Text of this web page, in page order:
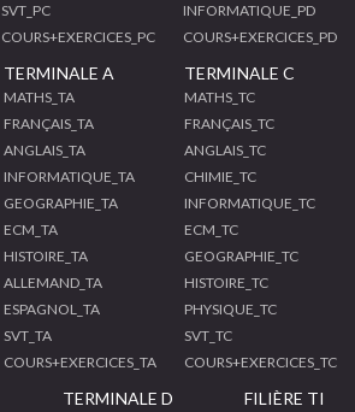
SVT_PC
COURS+EXERCICES_PC
INFORMATIQUE_PD
COURS+EXERCICES_PD
TERMINALE A
MATHS_TA
FRANÇAIS_TA
ANGLAIS_TA
INFORMATIQUE_TA
GEOGRAPHIE_TA
ECM_TA
HISTOIRE_TA
ALLEMAND_TA
ESPAGNOL_TA
SVT_TA
COURS+EXERCICES_TA
TERMINALE C
MATHS_TC
FRANÇAIS_TC
ANGLAIS_TC
CHIMIE_TC
INFORMATIQUE_TC
ECM_TC
GEOGRAPHIE_TC
HISTOIRE_TC
PHYSIQUE_TC
SVT_TC
COURS+EXERCICES_TC
TERMINALE D FILIÈRE TI